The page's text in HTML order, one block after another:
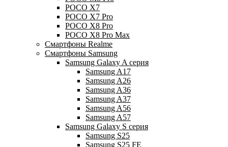
POCO X7
POCO X7 Pro
POCO X8 Pro
POCO X8 Pro Max
Смартфоны Realme
Смартфоны Samsung
Samsung Galaxy A серия
Samsung A17
Samsung A26
Samsung A36
Samsung A37
Samsung A56
Samsung A57
Samsung Galaxy S серия
Samsung S25
Samsung S25 FE